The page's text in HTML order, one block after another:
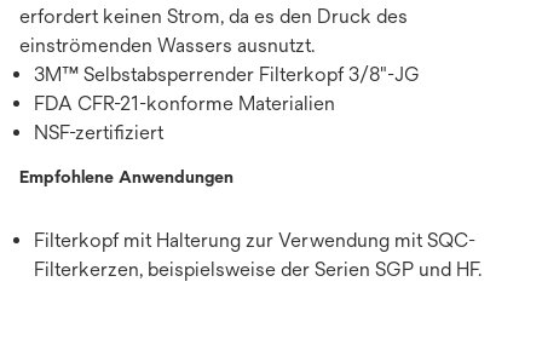
erfordert keinen Strom, da es den Druck des
einströmenden Wassers ausnutzt.
3M™ Selbstabsperrender Filterkopf 3/8"-JG
FDA CFR-21-konforme Materialien
NSF-zertifiziert
Empfohlene Anwendungen
Filterkopf mit Halterung zur Verwendung mit SQC-
Filterkerzen, beispielsweise der Serien SGP und HF.